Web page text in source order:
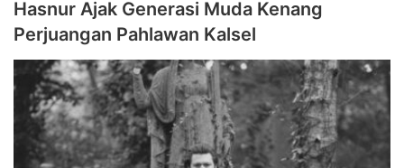
Hasnur Ajak Generasi Muda Kenang
Perjuangan Pahlawan Kalsel